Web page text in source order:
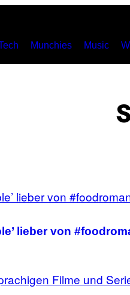
Munchies Music
lieber von